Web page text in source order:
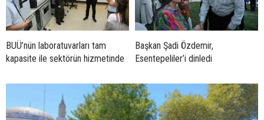
BUÜ’nün laboratuvarları tam
kapasite ile sektörün hizmetinde
Başkan Şadi Özdemir,
Esentepeliler’i dinledi